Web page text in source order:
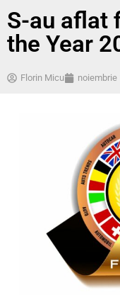
S-au aflat
the Year
Florin Micu noiembrie